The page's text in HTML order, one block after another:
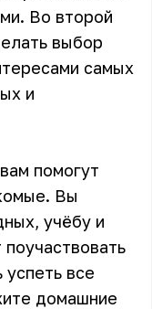
Во второй
выбор
самых
и
помогут
Вы
учёбу и
все
домашние